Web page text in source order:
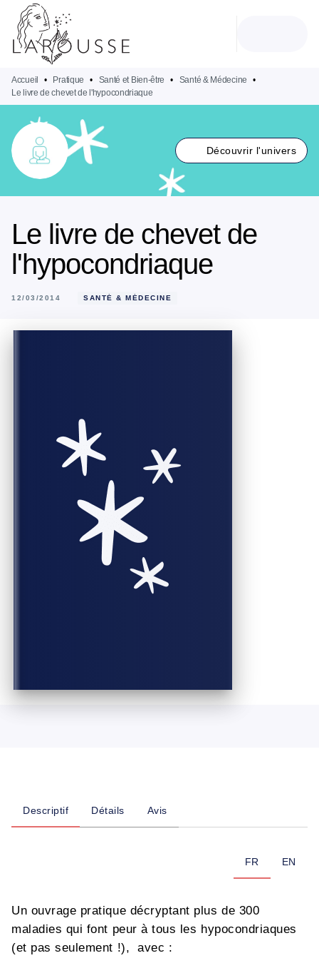
MENU
PIED DE PAGE
Accueil • Pratique • Santé et Bien-être • Santé & Médecine
•
Le livre de chevet de l'hypocondriaque
Découvrir l'univers
Le livre de chevet de
l'hypocondriaque
12/03/2014 SANTÉ & MÉDECINE
Descriptif Détails Avis
FR EN
Un ouvrage pratique décryptant plus de 300
maladies qui font peur à tous les hypocondriaques
(et pas seulement !), avec :